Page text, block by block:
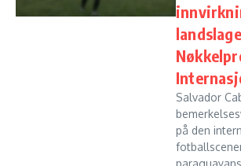
Salvador
på den